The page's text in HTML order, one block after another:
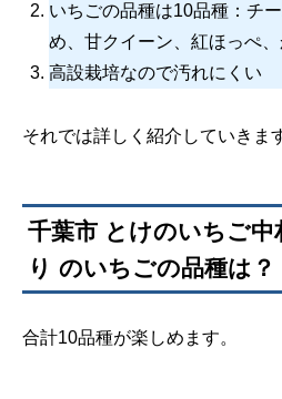
いちごの品種は10品種：チ
め、甘クイーン、紅ほっぺ
高設栽培なので汚れにくい
それでは詳しく紹介していきま
千葉市 とけのいちご中
り のいちごの品種は？
合計10品種が楽しめます。